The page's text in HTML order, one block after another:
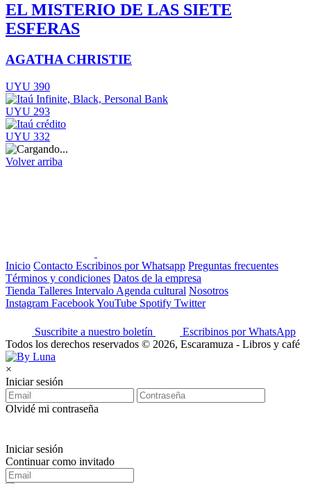
EL MISTERIO DE LAS SIETE
ESFERAS
AGATHA CHRISTIE
UYU 390
UYU 293
UYU 332
Volver arriba
Inicio Contacto Escribinos por Whatsapp Preguntas frecuentes
Términos y condiciones Datos de la empresa
Tienda Talleres Intervalo Agenda cultural Nosotros
Instagram FacebookYouTube Spotify Twitter
Suscribite a nuestro boletín
Escribinos por WhatsApp
Todos los derechos reservados © 2026, Escaramuza - Libros y café
×
Iniciar sesión
Olvidé mi contraseña
Iniciar sesión
Continuar como invitado